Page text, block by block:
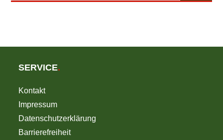
SERVICE.
Kontakt
Impressum
Datenschutzerklärung
Barrierefreiheit